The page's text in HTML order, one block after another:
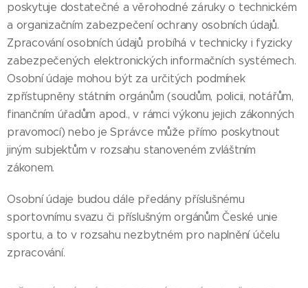
poskytuje dostatečné a věrohodné záruky o technickém
a organizačním zabezpečení ochrany osobních údajů.
Zpracování osobních údajů probíhá v technicky i fyzicky
zabezpečených elektronických informačních systémech.
Osobní údaje mohou být za určitých podmínek
zpřístupněny státním orgánům (soudům, policii, notářům,
finančním úřadům apod., v rámci výkonu jejich zákonných
pravomocí) nebo je Správce může přímo poskytnout
jiným subjektům v rozsahu stanoveném zvláštním
zákonem.
Osobní údaje budou dále předány příslušnému
sportovnímu svazu či příslušným orgánům České unie
sportu, a to v rozsahu nezbytném pro naplnění účelu
zpracování.